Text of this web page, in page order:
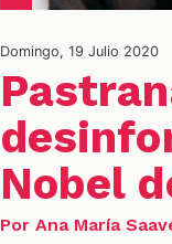
Domingo, 19 Julio 2020
Nobel
Por Ana María